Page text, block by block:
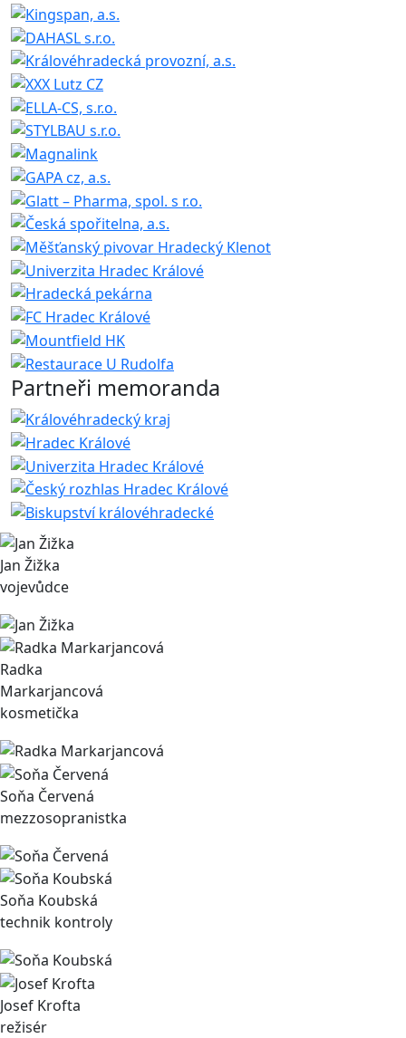
Partneři memoranda
Jan Žižka
vojevůdce
Radka
Markarjancová
kosmetička
Soňa Červená
mezzosopranistka
Soňa Koubská
technik kontroly
Josef Krofta
režisér